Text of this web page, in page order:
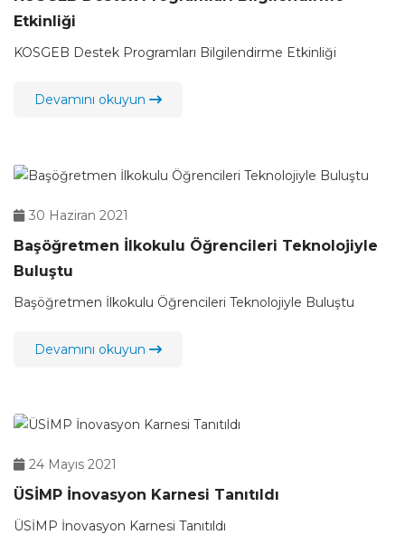
Etkinliği
KOSGEB Destek Programları Bilgilendirme Etkinliği
Devamını okuyun
30 Haziran 2021
Başöğretmen İlkokulu Öğrencileri Teknolojiyle
Buluştu
Başöğretmen İlkokulu Öğrencileri Teknolojiyle Buluştu
Devamını okuyun
24 Mayıs 2021
ÜSİMP İnovasyon Karnesi Tanıtıldı
ÜSİMP İnovasyon Karnesi Tanıtıldı